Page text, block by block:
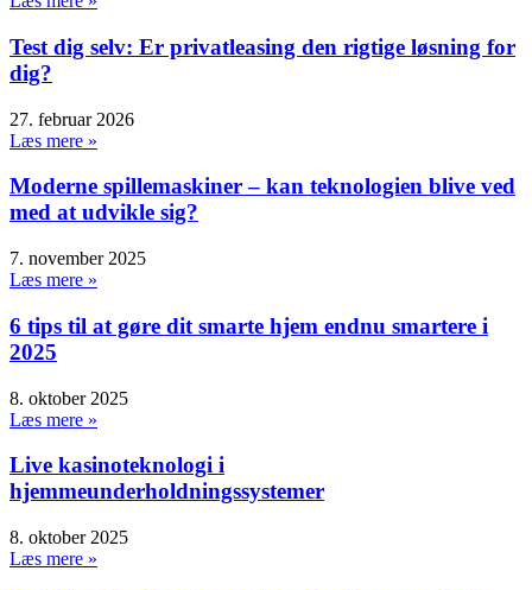
Test dig selv: Er privatleasing den rigtige løsning for
dig?
27. februar 2026
Læs mere »
Moderne spillemaskiner – kan teknologien blive ved
med at udvikle sig?
7. november 2025
Læs mere »
6 tips til at gøre dit smarte hjem endnu smartere i
2025
8. oktober 2025
Læs mere »
Live kasinoteknologi i
hjemmeunderholdningssystemer
8. oktober 2025
Læs mere »